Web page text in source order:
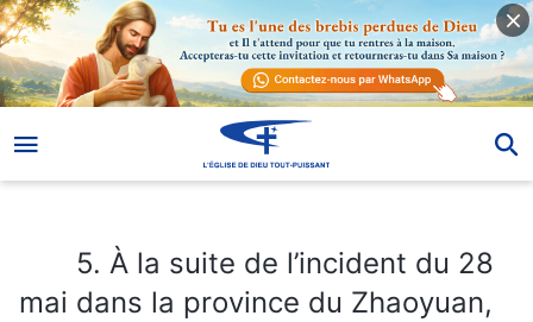
5. À la suite de l’incident du 28
mai dans la province du Zhaoyuan,